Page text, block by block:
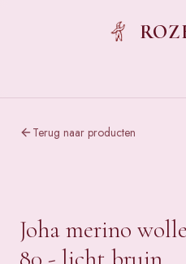
Terug naar producten
Joha merino